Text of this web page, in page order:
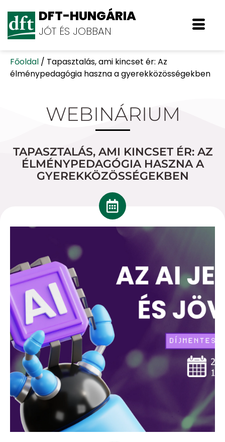
DFT-HUNGÁRIA
JÓT ÉS JOBBAN
Főoldal / Tapasztalás, ami kincset ér: Az
élménypedagógia haszna a gyerekközösségekben
WEBINÁRIUM
TAPASZTALÁS, AMI KINCSET ÉR: AZ
ÉLMÉNYPEDAGÓGIA HASZNA A
GYEREKKÖZÖSSÉGEKBEN